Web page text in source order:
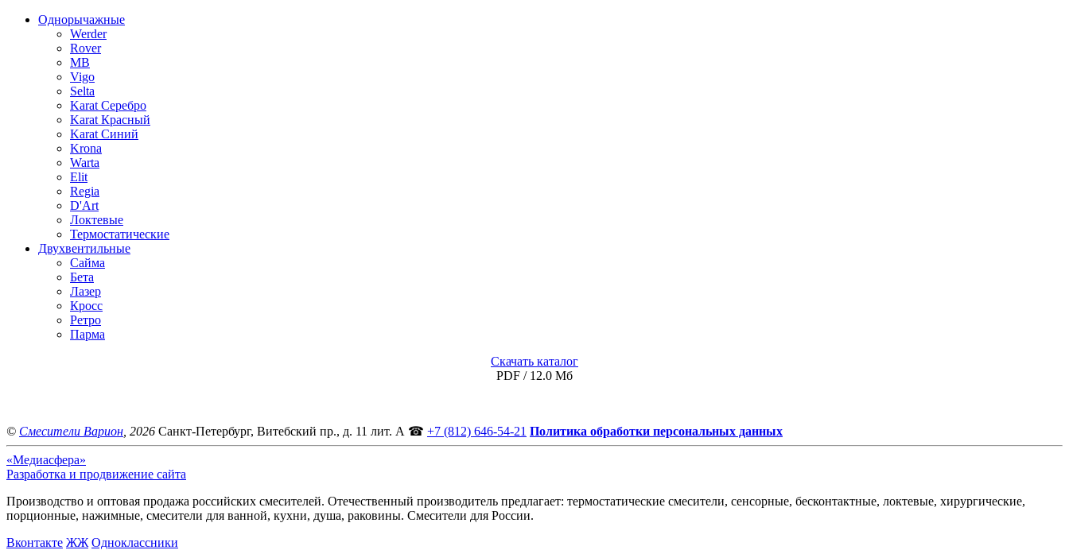
Однорычажные
Werder
Rover
MB
Vigo
Selta
Karat Серебро
Karat Красный
Karat Синий
Krona
Warta
Elit
Regia
D'Art
Локтевые
Термостатические
Двухвентильные
Сайма
Бета
Лазер
Кросс
Ретро
Парма
Скачать каталог
PDF / 12.0 Мб
© Смесители Варион , 2026 Санкт-Петербург, Витебский пр., д. 11 лит. А ☎ +7 (812) 646-54-21 Политика обработки персональных данных
«Медиасфера»
Разработка и продвижение сайта
Производство и оптовая продажа российских смесителей. Отечественный производитель предлагает: термостатические смесители, сенсорные, бесконтактные, локтевые, хирургические,
порционные, нажимные, смесители для ванной, кухни, душа, раковины. Смесители для России.
Bконтакте ЖЖ Одноклассники